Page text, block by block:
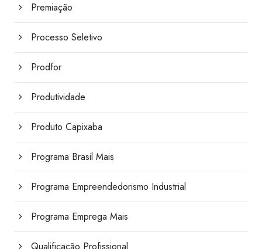
Premiação
Processo Seletivo
Prodfor
Produtividade
Produto Capixaba
Programa Brasil Mais
Programa Empreendedorismo Industrial
Programa Emprega Mais